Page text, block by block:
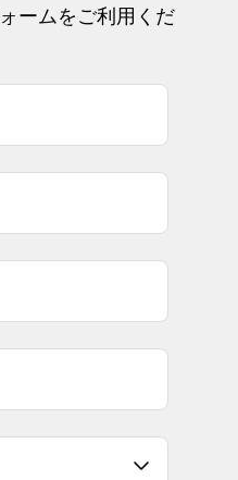
ームをご利用くだ
Francisco, California, US